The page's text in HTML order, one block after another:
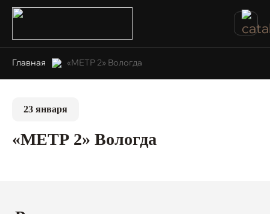
Главная «МЕТР 2» Вологда
«МЕТР 2» Вологда
23 января